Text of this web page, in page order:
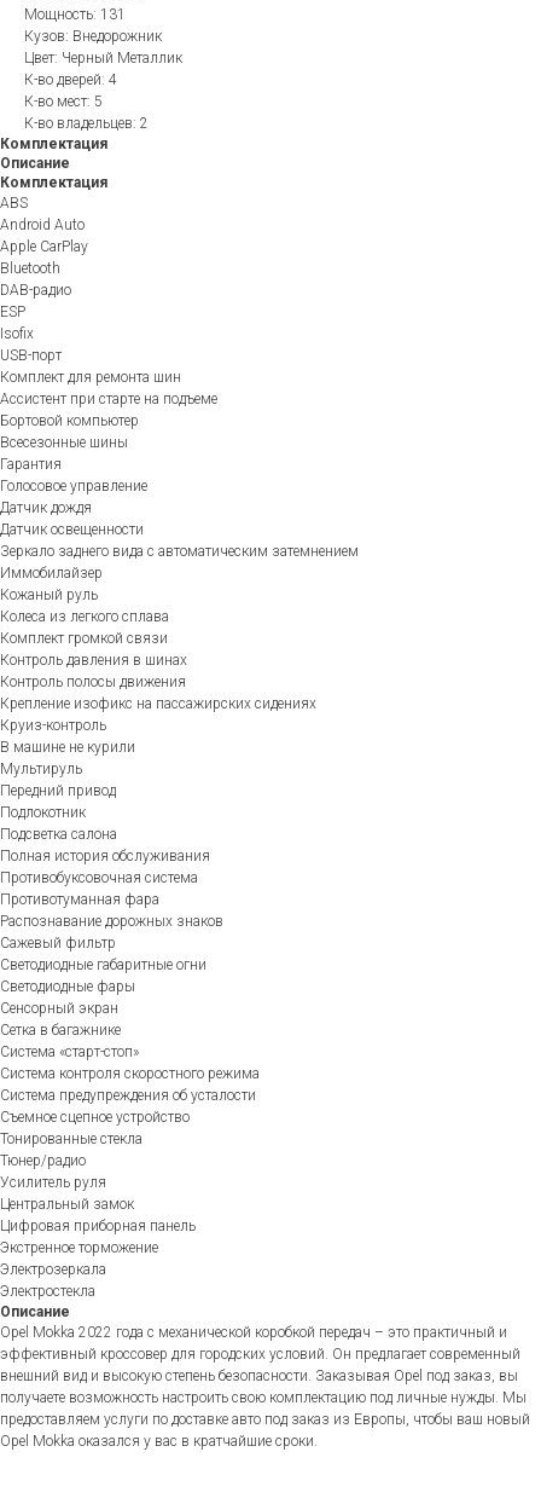
Мощность: 131
Кузов: Внедорожник
Цвет: Черный Металлик
К-во дверей: 4
К-во мест: 5
К-во владельцев: 2
Комплектация
Описание
Комплектация
ABS
Android Auto
Apple CarPlay
Bluetooth
DAB-радио
ESP
Isofix
USB-порт
Комплект для ремонта шин
Ассистент при старте на подъеме
Бортовой компьютер
Всесезонные шины
Гарантия
Голосовое управление
Датчик дождя
Датчик освещенности
Зеркало заднего вида с автоматическим затемнением
Иммобилайзер
Кожаный руль
Колеса из легкого сплава
Комплект громкой связи
Контроль давления в шинах
Контроль полосы движения
Крепление изофикс на пассажирских сидениях
Круиз-контроль
В машине не курили
Мультируль
Передний привод
Подлокотник
Подсветка салона
Полная история обслуживания
Противобуксовочная система
Противотуманная фара
Распознавание дорожных знаков
Сажевый фильтр
Светодиодные габаритные огни
Светодиодные фары
Сенсорный экран
Сетка в багажнике
Система «старт-стоп»
Система контроля скоростного режима
Система предупреждения об усталости
Съемное сцепное устройство
Тонированные стекла
Тюнер/радио
Усилитель руля
Центральный замок
Цифровая приборная панель
Экстренное торможение
Электрозеркала
Электростекла
Описание
Opel Mokka 2022 года с механической коробкой передач – это практичный и
эффективный кроссовер для городских условий. Он предлагает современный
внешний вид и высокую степень безопасности. Заказывая Opel под заказ, вы
получаете возможность настроить свою комплектацию под личные нужды. Мы
предоставляем услуги по доставке авто под заказ из Европы, чтобы ваш новый
Opel Mokka оказался у вас в кратчайшие сроки.